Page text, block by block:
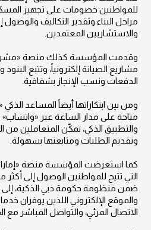
للمواطنين خصومات على تجهيز
مراحل البناء وتقدير التكاليف والوصول
والاستشاريين المعتمدين.
وقدمت المؤسسة كذلك منصة
مشاريع الصيانة إلكترونياً، وتتبع البنود
الدفعات ونسب الإنجاز بشفافية.
ومن بين ابتكاراتها أيضاً المساعد
متاحة على مدار الساعة عبر «واتساب»
والتطبيق الذكي، تمكّن المتعاملين
وتقديم الطلبات ومتابعتها بسهولة.
كما استعرضت المؤسسة منصة
ضمن منظومة حكومة دبي الذكية،
والموقع الإلكتروني اللذين يوفران
الاتصال المرئي، والتواصل المباشر مع